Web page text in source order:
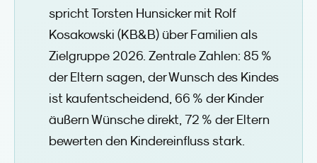
spricht Torsten Hunsicker mit Rolf
Kosakowski (KB&B) über Familien als
Zielgruppe 2026. Zentrale Zahlen: 85 %
der Eltern sagen, der Wunsch des Kindes
ist kaufentscheidend, 66 % der Kinder
äußern Wünsche direkt, 72 % der Eltern
bewerten den Kindereinfluss stark.